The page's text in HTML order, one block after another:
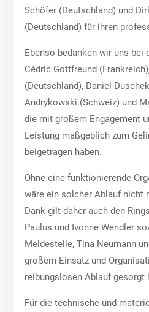
Schöfer (Deutschland) und
(Deutschland) für ihren
Ebenso bedanken wir uns bei
Cédric Gottfreund
(Deutschland), Daniel
Andrykowski (Schweiz) und
die mit großem Engagement
Leistung maßgeblich zum
beigetragen haben.
Ohne eine funktionierende
wäre ein solcher Ablauf nicht
Dank gilt daher auch den
Paulus und Ivonne Wendler
Meldestelle, Tina Neumann
großem Einsatz und
reibungslosen Ablauf gesorgt
Für die technische und